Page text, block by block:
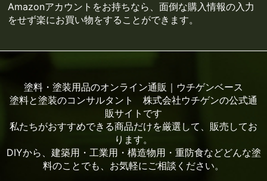
Amazonアカウントをお持ちなら、面倒な購入情報の入力
をせず楽にお買い物をすることができます。
塗料・塗装用品のオンライン通販｜ウチゲンベース
塗料と塗装のコンサルタント 株式会社ウチゲンの公式通
販サイトです
私たちがおすすめできる商品だけを厳選して、販売してお
ります。
DIYから、建築用・工業用・構造物用・重防食などどんな塗
料のことでも、お気軽にご相談ください。